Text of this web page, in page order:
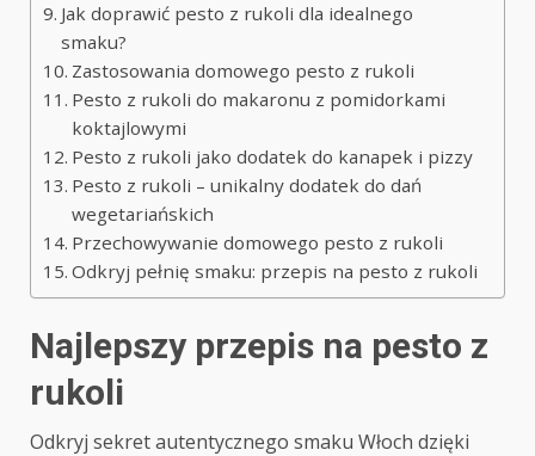
Jak doprawić pesto z rukoli dla idealnego
smaku?
Zastosowania domowego pesto z rukoli
Pesto z rukoli do makaronu z pomidorkami
koktajlowymi
Pesto z rukoli jako dodatek do kanapek i pizzy
Pesto z rukoli – unikalny dodatek do dań
wegetariańskich
Przechowywanie domowego pesto z rukoli
Odkryj pełnię smaku: przepis na pesto z rukoli
Najlepszy przepis na pesto z
rukoli
Odkryj sekret autentycznego smaku Włoch dzięki